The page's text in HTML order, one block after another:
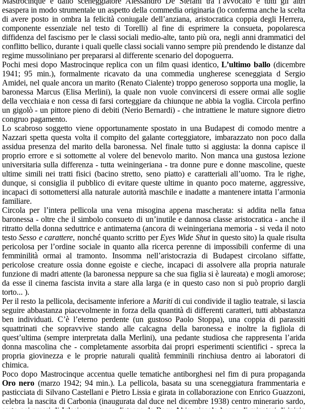
esaspera in modo strumentale un aspetto della commedia originaria (lo conferma anche la scelta
di avere posto in ombra la felicità coniugale dell’anziana, aristocratica coppia degli Herrera,
componente essenziale nel testo di Torelli) al fine di esprimere la consueta, popolaresca
diffidenza del fascismo per le classi sociali medio-alte, tanto più ora, negli anni drammatici del
conflitto bellico, durante i quali quelle classi sociali vanno sempre più prendendo le distanze dal
regime mussoliniano per prepararsi al differente scenario del dopoguerra.
Pochi mesi dopo Mastrocinque replica con un film quasi identico,L’ultimo ballo (dicembre
1941; 95 min.), formalmente ricavato da una commedia ungherese sceneggiata d Sergio
Amidei, nel quale ancora un marito (Renato Cialente) troppo generoso sopporta una moglie, la
baronessa Marcus (Elisa Merlini), la quale non vuole convincersi di essere ormai alle soglie
della vecchiaia e non cessa di farsi corteggiare da chiunque ne abbia la voglia. Circola perfino
un gigolò - un pittore pieno di debiti (Nerio Bernardi) - che intrattiene le mature signore dietro
congruo pagamento.
Lo scabroso soggetto viene opportunamente spostato in una Budapest di comodo mentre a
Nazzari spetta questa volta il compito del galante corteggiatore, imbarazzato non poco dalla
assidua presenza del marito della baronessa. Nel finale tutto si aggiusta: la donna capisce il
proprio errore e si sottomette al volere del benevolo marito. Non manca una gustosa lezione
universitaria sulla differenza - tutta weiningeriana - tra donne pure e donne mascoline, queste
ultime simili nei tratti fisici (bacino stretto, seno piatto) e caratteriali all’uomo. Tra le righe,
dunque, si consiglia il pubblico di evitare queste ultime in quanto poco materne, aggressive,
incapaci di sottomettersi alla naturale autorità maschile e inadatte a mantenere intatta l’armonia
familiare.
Circola per l’intera pellicola una vena misogina appena mascherata: si addita nella fatua
baronessa - oltre che il simbolo consueto di un’inutile e dannosa classe aristocratica - anche il
ritratto della donna seduttrice e antimaterna (ancora di weiningeriana memoria - si veda il noto
testoSesso e carattere, nonché quanto scritto per Eyes Wide Shutin questo sito) la quale risulta
pericolosa per l’ordine sociale in quanto alla ricerca perenne di impossibili conferme di una
femminilità ormai al tramonto. Insomma nell’aristocrazia di Budapest circolano siffatte,
pericolose creature ossia donne egoiste e cieche, incapaci di assolvere alla propria naturale
funzione di madri attente (la baronessa neppure sa che sua figlia si è laureata) e mogli amorose;
da esse il cinema fascista invita a stare alla larga (e in questo caso non si può proprio dargli
torto... ).
Per il resto la pellicola, decisamente inferiore a Maritidi cui condivide il taglio teatrale, si lascia
seguire abbastanza piacevolmente in forza della quantità di differenti caratteri, tutti abbastanza
ben individuati. C’è l’eterno perdente (un gustoso Paolo Stoppa), una coppia di parassiti
squattrinati che sopravvive stando alle calcagna della baronessa e inoltre la figliola di
quest’ultima (sempre interpretata dalla Merlini), una pedante studiosa che rappresenta l’arida
donna mascolina che - completamente assorbita dai propri esperimenti scientifici - spreca la
propria giovinezza e le proprie naturali qualità femminili rinchiusa dentro ai laboratori di
chimica.
Poco dopo Mastrocinque accentua quelle tematiche antiborghesi nel fim di pura propaganda
Oro nero (marzo 1942; 94 min.). La pellicola, basata su una sceneggiatura frammentaria e
pasticciata di Silvano Castellani e Pietro Lissia e girata in collaborazione con Enrico Guazzoni,
celebra la nascita di Carbonia (inaugurata dal duce nel dicembre 1938) centro minerario sardo,